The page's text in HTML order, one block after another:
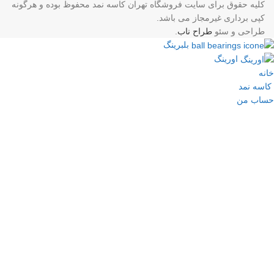
کلیه حقوق برای سایت فروشگاه تهران کاسه نمد محفوظ بوده و هرگونه
کپی برداری غیرمجاز می باشد.
طراحی و سئو طراح ناب
بلبرینگ
اورینگ
خانه
کاسه نمد
حساب من